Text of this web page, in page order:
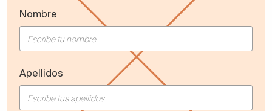
Nombre
Apellidos